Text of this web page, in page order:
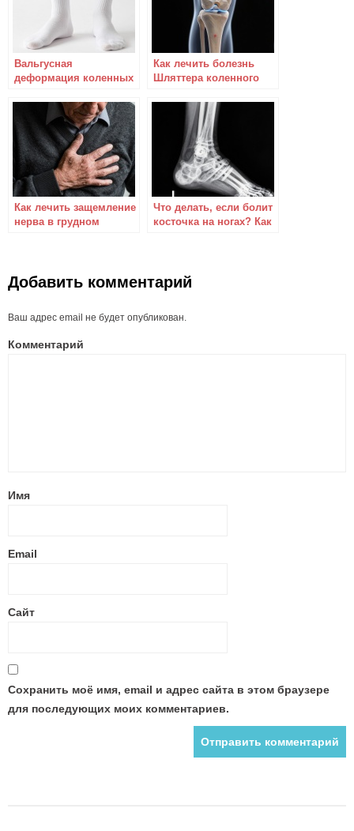
Вальгусная
деформация коленных
Как лечить болезнь
Шляттера коленного
детей и взрослых
Как лечить защемление
нерва в грудном
Что делать, если болит
косточка на ногах? Как
Добавить комментарий
Ваш адрес email не будет опубликован.
Комментарий
Имя
Email
Сайт
Сохранить моё имя, email и адрес сайта в этом браузере
для последующих моих комментариев.